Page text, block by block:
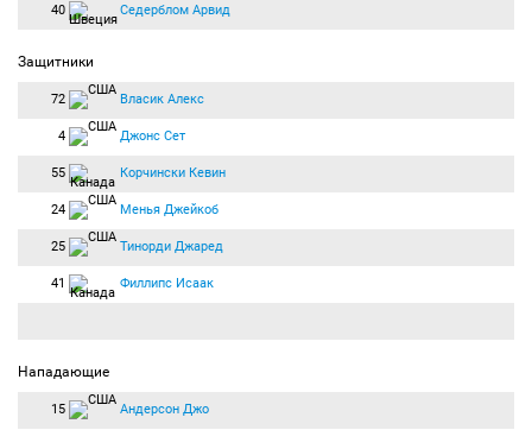
40 Седерблом Арвид
Защитники
72 Власик Алекс
4 Джонс Сет
55 Корчински Кевин
24 Менья Джейкоб
25 Тинорди Джаред
41 Филлипс Исаак
Нападающие
15 Андерсон Джо